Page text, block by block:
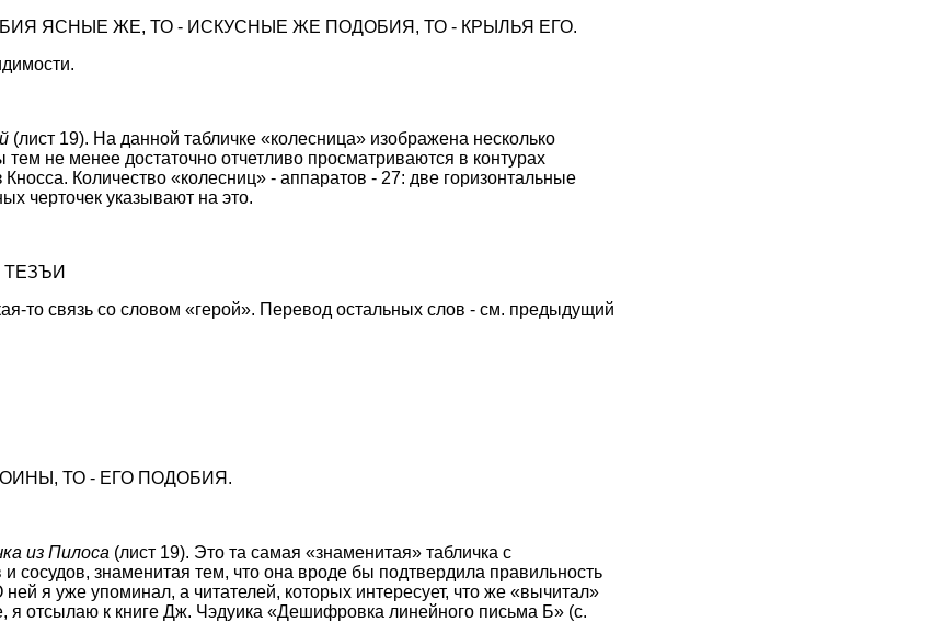
ЯСНЫЕ ЖЕ, ТО - ИСКУСНЫЕ ЖЕ ПОДОБИЯ, ТО - КРЫЛЬЯ ЕГО.
(лист 19). На данной табличке «колесница» изображена несколько
тем не менее достаточно отчетливо просматриваются в контурах
Количество «колесниц» - аппаратов - 27: две горизонтальные
черточек указывают на это.
ТЕЗЪИ
то связь со словом «герой». Перевод остальных слов - см. предыдущий
ТО - ЕГО ПОДОБИЯ.
из Пилоса (лист 19). Это та самая «знаменитая» табличка с
сосудов, знаменитая тем, что она вроде бы подтвердила правильность
я уже упоминал, а читателей, которых интересует, что же «вычитал»
я отсылаю к книге Дж. Чэдуика «Дешифровка линейного письма Б» (с.